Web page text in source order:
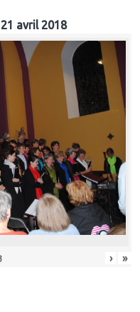
avril 2018
› »